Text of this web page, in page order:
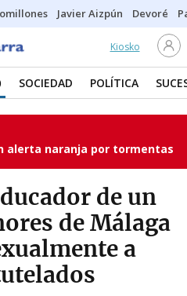
Javier Aizpún Devoré
Kiosko
SOCIEDAD POLÍTICA
alerta naranja por tormentas
de un
de Málaga
a